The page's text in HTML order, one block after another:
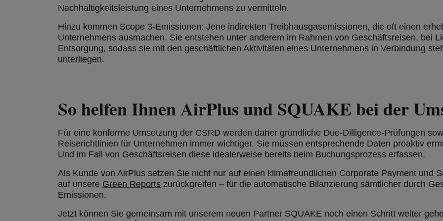
Nachhaltigkeitsleistung eines Unternehmens zu vermitteln.
Hinzu kommen Scope 3-Emissionen: Jene indirekten Treibhausgasemissionen, die oft einen
Unternehmens ausmachen. Sie entstehen unter anderem im Rahmen von Geschäftsreisen, bei
Entsorgung, sodass sie mit den geschäftlichen Aktivitäten eines Unternehmens in Verbindung
unterliegen.
So helfen Ihnen AirPlus und SQUAKE bei der
Für eine konforme Umsetzung der CSRD werden daher gründliche Due-Dilligence-Prüfungen
Reiserichtlinien für Unternehmen immer wichtiger. Sie müssen entsprechende Daten proaktiv
Und im Fall von Geschäftsreisen diese idealerweise bereits beim Buchungsprozess erfassen.
Als Kunde von AirPlus setzen Sie nicht nur auf einen klimafreundlichen Corporate Payment und
auf unsere Green Reports zurückgreifen – für die automatische Bilanzierung sämtlicher durch
Emissionen.
Jetzt können Sie gemeinsam mit unserem neuen Partner SQUAKE noch einen Schritt weiter